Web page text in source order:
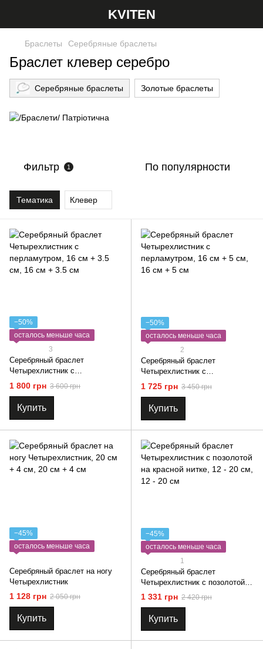
KVITEN
Браслеты Серебряные браслеты
Браслет клевер серебро
Серебряные браслеты Золотые браслеты
Фильтр 1 По популярности
Тематика Клевер
−50%
осталось меньше часа
3
Серебряный браслет
Четырехлистник с
перламутром
1 800 грн 3 600 грн
Купить
−50%
осталось меньше часа
2
Серебряный браслет
Четырехлистник с
перламутром
1 725 грн 3 450 грн
Купить
−45%
осталось меньше часа
Серебряный браслет на ногу
Четырехлистник
1 128 грн 2 050 грн
Купить
−45%
осталось меньше часа
1
Серебряный браслет
Четырехлистник с позолотой
на красной нитке
1 331 грн 2 420 грн
Купить